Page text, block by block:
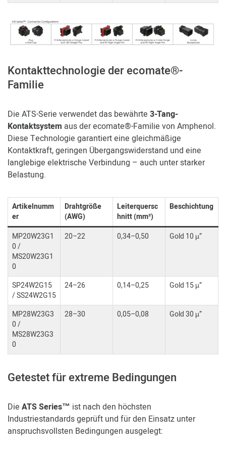
Kontakttechnologie der ecomate®-
Familie
Die ATS-Serie verwendet das bewährte 3-Tang-
Kontaktsystem aus der ecomate®-Familie von Amphenol.
Diese Technologie garantiert eine gleichmäßige
Kontaktkraft, geringen Übergangswiderstand und eine
langlebige elektrische Verbindung – auch unter starker
Belastung.
Artikelnumm
er
Drahtgröße
(AWG)
Leiterquersc
hnitt (mm²)
Beschichtung
MP20W23G1
0 /
MS20W23G1
0
20–22 0,34–0,50 Gold 10 µ”
SP24W2G15
/ SS24W2G15
24–26 0,14–0,25 Gold 15 µ”
MP28W23G3
0 /
MS28W23G3
0
28–30 0,05–0,08 Gold 30 µ”
Getestet für extreme Bedingungen
Die ATS Series™ ist nach den höchsten
Industriestandards geprüft und für den Einsatz unter
anspruchsvollsten Bedingungen ausgelegt: